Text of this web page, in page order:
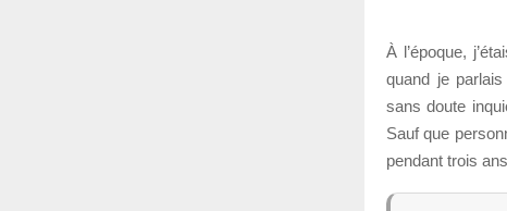
À l’époque,
quand je
sans doute
Sauf que
pendant trois